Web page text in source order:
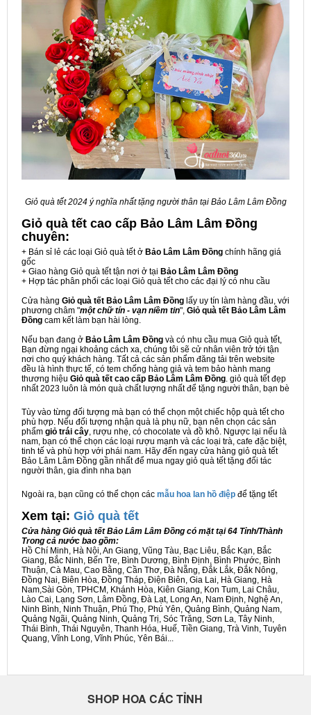
Giỏ quà tết 2024 ý nghĩa nhất tặng người thân tại Bảo Lâm Lâm Đồng
Giỏ quà tết cao cấp Bảo Lâm Lâm Đồng
chuyên:
+ Bán sỉ lẻ các loại Giỏ quà tết ở Bảo Lâm Lâm Đồng chính hãng giá
gốc
+ Giao hàng Giỏ quà tết tận nơi ở tại Bảo Lâm Lâm Đồng
+ Hợp tác phân phối các loại Giỏ quà tết cho các đại lý có nhu cầu
Cửa hàng Giỏ quà tết Bảo Lâm Lâm Đồng lấy uy tín làm hàng đầu, với
phương châm "một chữ tín - vạn niềm tin", Giỏ quà tết Bảo Lâm Lâm
Đồng cam kết làm bạn hài lòng.
Nếu bạn đang ở Bảo Lâm Lâm Đồng và có nhu cầu mua Giỏ quà tết,
Bạn đừng ngại khoảng cách xa, chúng tôi sẽ cử nhân viên trở tới tận
nơi cho quý khách hàng. Tất cả các sản phẩm đăng tải trên website
đều là hình thực tế, có tem chống hàng giả và tem bảo hành mang
thương hiệu Giỏ quà tết cao cấp Bảo Lâm Lâm Đồng. giỏ quà tết đẹp
nhất 2023 luôn là món quà chất lượng nhất để tặng người thân, bạn bè
Tùy vào từng đối tượng mà bạn có thể chọn một chiếc hộp quà tết cho
phù hợp. Nếu đối tượng nhận quà là phụ nữ, bạn nên chọn các sản
phẩm giỏ trái cây, rượu nhẹ, có chocolate và đồ khô. Ngược lại nếu là
nam, bạn có thể chọn các loại rượu mạnh và các loại trà, cafe đặc biệt,
tinh tế và phù hợp với phái nam. Hãy đến ngay cửa hàng giỏ quà tết
Bảo Lâm Lâm Đồng gần nhất để mua ngay giỏ quà tết tặng đối tác
người thân, gia đình nha bạn
Ngoài ra, bạn cũng có thể chọn các mẫu hoa lan hồ điệp để tặng tết
Xem tại: Giỏ quà tết
Cửa hàng Giỏ quà tết Bảo Lâm Lâm Đồng có mặt tại 64 Tỉnh/Thành
Trong cả nước bao gồm:
Hồ Chí Minh, Hà Nội, An Giang, Vũng Tàu, Bạc Liêu, Bắc Kạn, Bắc
Giang, Bắc Ninh, Bến Tre, Bình Dương, Bình Định, Bình Phước, Bình
Thuận, Cà Mau, Cao Bằng, Cần Thơ, Đà Nẵng, Đắk Lắk, Đắk Nông,
Đồng Nai, Biên Hòa, Đồng Tháp, Điện Biên, Gia Lai, Hà Giang, Hà
Nam,Sài Gòn, TPHCM, Khánh Hòa, Kiên Giang, Kon Tum, Lai Châu,
Lào Cai, Lạng Sơn, Lâm Đồng, Đà Lạt, Long An, Nam Định, Nghệ An,
Ninh Bình, Ninh Thuận, Phú Thọ, Phú Yên, Quảng Bình, Quảng Nam,
Quảng Ngãi, Quảng Ninh, Quảng Trị, Sóc Trăng, Sơn La, Tây Ninh,
Thái Bình, Thái Nguyên, Thanh Hóa, Huế, Tiền Giang, Trà Vinh, Tuyên
Quang, Vĩnh Long, Vĩnh Phúc, Yên Bái...
SHOP HOA CÁC TỈNH